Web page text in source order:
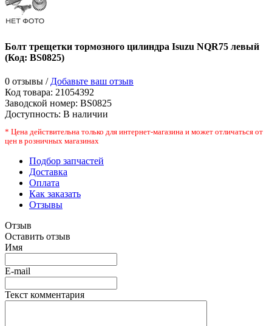
Болт трещетки тормозного цилиндра Isuzu NQR75 левый
(Код: BS0825)
0 отзывы / Добавьте ваш отзыв
Код товара: 21054392
Заводской номер: BS0825
Доступность: В наличии
* Цена действительна только для интернет-магазина и может отличаться от
цен в розничных магазинах
Подбор запчастей
Доставка
Оплата
Как заказать
Отзывы
Отзыв
Оставить отзыв
Имя
E-mail
Текст комментария